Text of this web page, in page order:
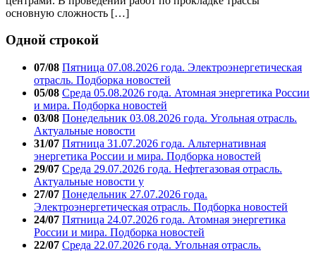
основную сложность […]
Одной строкой
07/08 Пятница 07.08.2026 года. Электроэнергетическая
отрасль. Подборка новостей
05/08 Среда 05.08.2026 года. Атомная энергетика России
и мира. Подборка новостей
03/08 Понедельник 03.08.2026 года. Угольная отрасль.
Актуальные новости
31/07 Пятница 31.07.2026 года. Альтернативная
энергетика России и мира. Подборка новостей
29/07 Среда 29.07.2026 года. Нефтегазовая отрасль.
Актуальные новости у
27/07 Понедельник 27.07.2026 года.
Электроэнергетическая отрасль. Подборка новостей
24/07 Пятница 24.07.2026 года. Атомная энергетика
России и мира. Подборка новостей
22/07 Среда 22.07.2026 года. Угольная отрасль.